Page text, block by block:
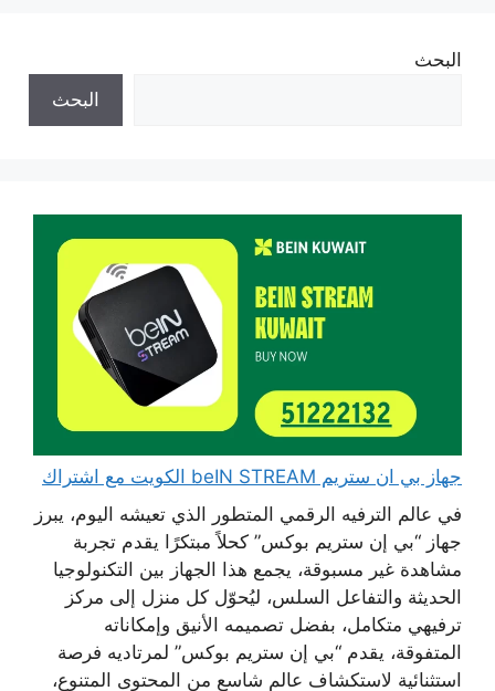
البحث
البحث
جهاز بي ان ستريم beIN STREAM الكويت مع اشتراك
في عالم الترفيه الرقمي المتطور الذي تعيشه اليوم، يبرز
جهاز “بي إن ستريم بوكس” كحلاً مبتكرًا يقدم تجربة
مشاهدة غير مسبوقة، يجمع هذا الجهاز بين التكنولوجيا
الحديثة والتفاعل السلس، ليُحوّل كل منزل إلى مركز
ترفيهي متكامل، بفضل تصميمه الأنيق وإمكاناته
المتفوقة، يقدم “بي إن ستريم بوكس” لمرتاديه فرصة
استثنائية لاستكشاف عالمٍ شاسع من المحتوى المتنوع،